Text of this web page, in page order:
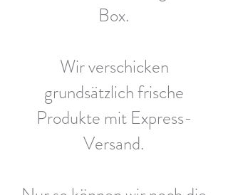
Box.
Wir verschicken
grundsätzlich frische
Produkte mit Express-
Versand.